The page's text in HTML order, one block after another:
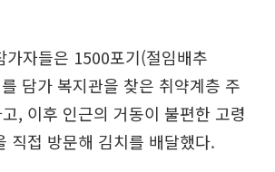
가자들은 1500포기(절임배추
담가 복지관을 찾은 취약계층 주
, 이후 인근의 거동이 불편한 고령
직접 방문해 김치를 배달했다.